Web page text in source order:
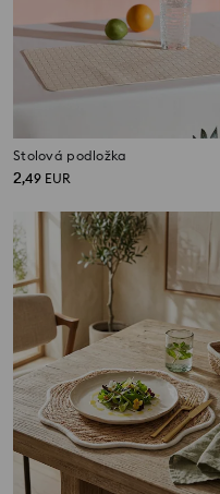
Stolová podložka
2,49 EUR